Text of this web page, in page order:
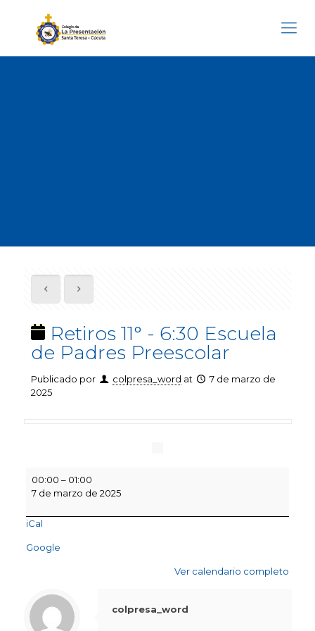
Retiros 11° - 6:30 Escuela
de Padres Preescolar
Publicado por colpresa_word at
7 de marzo de
2025
11°
Escuela
Padres
00:00 – 01:00
7 de marzo de 2025
iCal
Google
Ver calendario completo
colpresa_word